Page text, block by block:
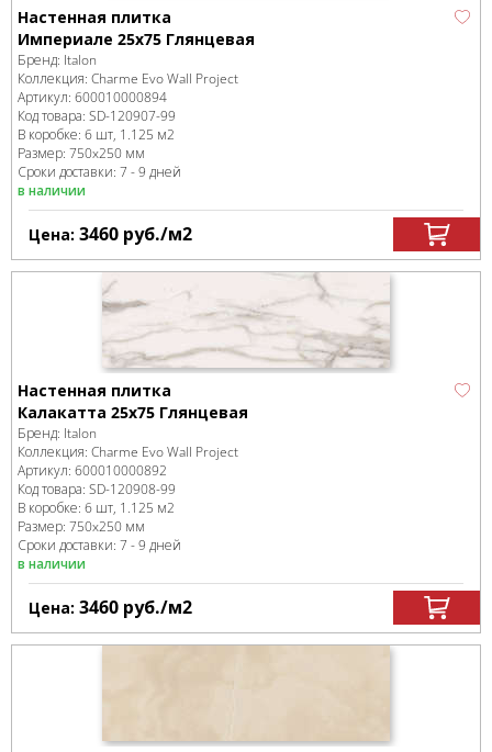
Настенная плитка
Империале 25x75 Глянцевая
Бренд: Italon
Коллекция: Charme Evo Wall Project
Артикул: 600010000894
Код товара: SD-120907-99
В коробке: 6 шт, 1.125 м2
Размер: 750x250 мм
Сроки доставки: 7 - 9 дней
в наличии
Цена: 3460 руб./м2
Настенная плитка
Калакатта 25x75 Глянцевая
Бренд: Italon
Коллекция: Charme Evo Wall Project
Артикул: 600010000892
Код товара: SD-120908-99
В коробке: 6 шт, 1.125 м2
Размер: 750x250 мм
Сроки доставки: 7 - 9 дней
в наличии
Цена: 3460 руб./м2